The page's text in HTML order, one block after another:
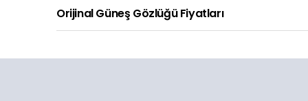
Orijinal Güneş Gözlüğü Fiyatları